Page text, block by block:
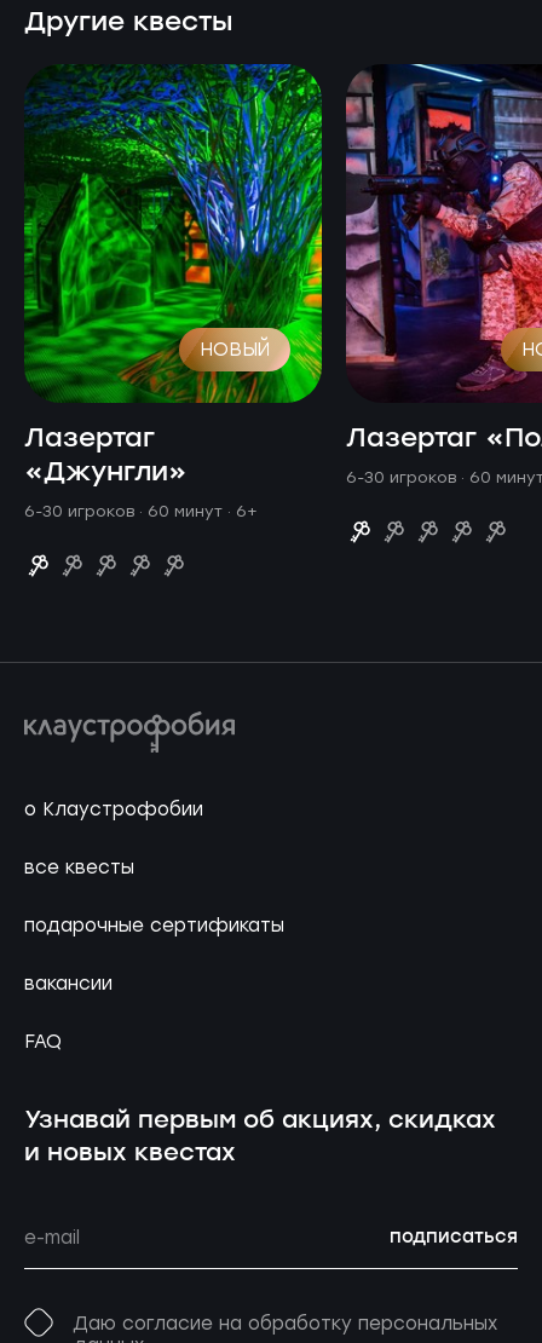
Другие квесты
НОВЫЙ
Лазертаг
«Джунгли»
6-30 игроков · 60 минут · 6+
Лазертаг
6-30 игроков · 60
о Клаустрофобии
все квесты
подарочные сертификаты
вакансии
FAQ
Узнавай первым об акциях, скидках
и новых квестах
подписаться
Даю согласие на обработку персональных